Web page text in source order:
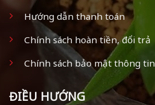
Hướng dẫn thanh toán
Chính sách hoàn tiền, đổi trả
Chính sách bảo mật thông tin
ĐIỀU HƯỚNG